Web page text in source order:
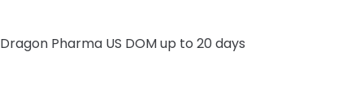
Dragon Pharma US DOM up to 20 days